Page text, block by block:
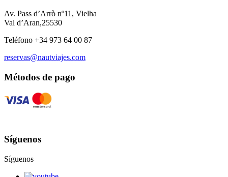
Av. Pass d’Arrò nº11, Vielha
Val d’Aran,25530
Teléfono +34 973 64 00 87
reservas@nautviajes.com
Métodos de pago
Síguenos
Síguenos